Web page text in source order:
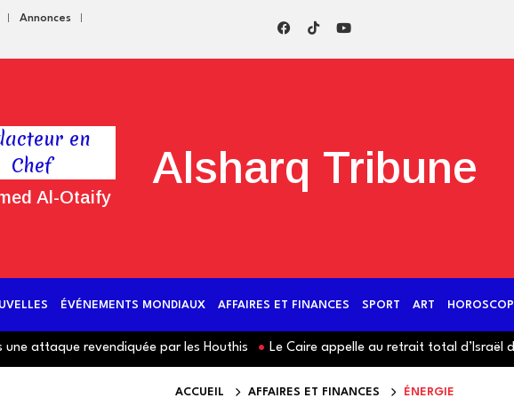
Annonces
en
Chef
Al-Otaify
Alsharq Tribune
ÉVÉNEMENTS MONDIAUX AFFAIRES ET FINANCES SPORT ART
revendiquée par les Houthis Le Caire appelle au retrait total d’Israël du
ACCUEIL AFFAIRES ET FINANCES ÉNERGIE